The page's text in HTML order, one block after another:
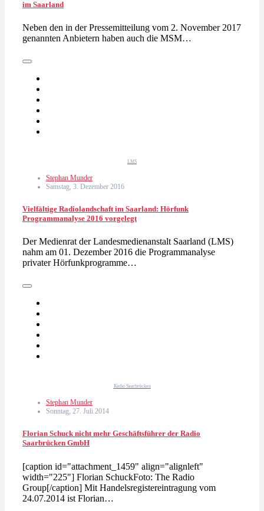
im Saarland
Neben den in der Pressemitteilung vom 2. November 2017
genannten Anbietern haben auch die MSM…
LMS
Stephan Munder
Samstag, 3. Dezember 2016
Vielfältige Radiolandschaft im Saarland: Hörfunk
Programmanalyse 2016 vorgelegt
Der Medienrat der Landesmedienanstalt Saarland (LMS)
nahm am 01. Dezember 2016 die Programmanalyse
privater Hörfunkprogramme…
Radio Saarbrücken
Stephan Munder
Sonntag, 27. Juli 2014
Florian Schuck nicht mehr Geschäftsführer der Radio
Saarbrücken GmbH
[caption id="attachment_1459" align="alignleft"
width="225"] Florian SchuckFoto: The Radio
Group[/caption] Mit Handelsregistereintragung vom
24.07.2014 ist Florian…